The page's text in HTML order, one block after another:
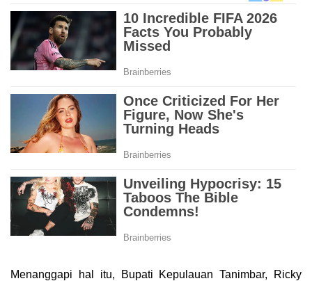
Menanggapi hal itu, Bupati Kepulauan Tanimbar, Ricky